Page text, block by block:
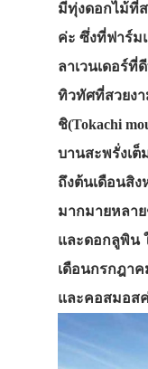
มีทุ่งดอกไม้ที่
ค่ะ ซึ่งที่ฟาร์ม
ลาเวนเดอร์ที่
ทิวทัศที่สวยง
ชิ(Tokachi
บานสะพรั่งเ
ถึงต้นเดือนสิ
มากมายหลา
และดอกลูพิน
เดือนกรกฎา
และคอสมอส